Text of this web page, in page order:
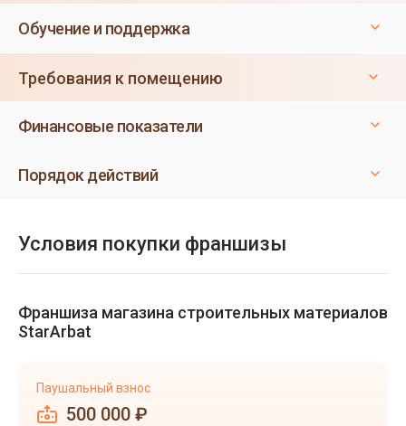
Обучение и поддержка
Требования к помещению
Финансовые показатели
Порядок действий
Условия покупки франшизы
Франшиза магазина строительных материалов
StarArbat
Паушальный взнос
500 000 ₽